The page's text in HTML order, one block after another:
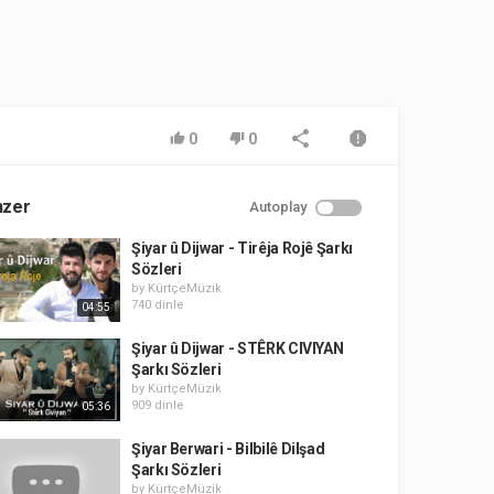
0 0
Autoplay
04:55
Şiyar û Dijwar - Tirêja Rojê Şarkı
Sözleri
by KürtçeMüzik
740 dinle
05:36
Şiyar û Dijwar - STÊRK CIVIYAN
Şarkı Sözleri
by KürtçeMüzik
909 dinle
Şiyar Berwari - Bilbilê Dilşad
Şarkı Sözleri
by KürtçeMüzik